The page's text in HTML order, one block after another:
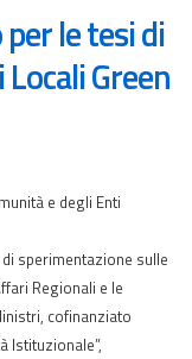
le tesi di
Green
e degli Enti
sperimentazione sulle
Regionali e le
cofinanziato
Istituzionale”,